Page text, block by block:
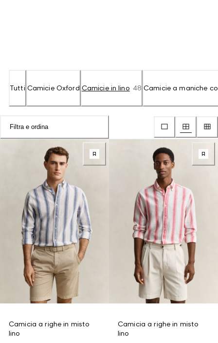
Tutti Camicie Oxford Camicie in lino 48 Camicie a maniche
Filtra e ordina
Camicia a righe in misto
lino
Camicia a righe in misto
lino